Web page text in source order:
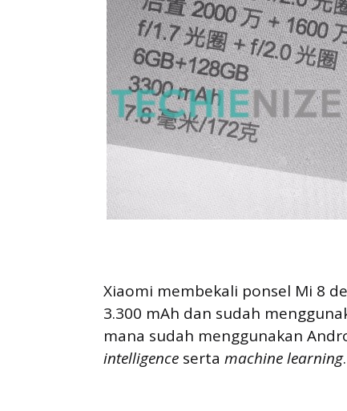
Xiaomi membekali ponsel Mi 8
3.300 mAh dan sudah
mana sudah menggunakan
intelligence serta machine learning.